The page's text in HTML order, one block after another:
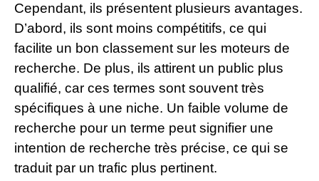
Cependant, ils présentent plusieurs avantages.
D’abord, ils sont moins compétitifs, ce qui
facilite un bon classement sur les moteurs de
recherche. De plus, ils attirent un public plus
qualifié, car ces termes sont souvent très
spécifiques à une niche. Un faible volume de
recherche pour un terme peut signifier une
intention de recherche très précise, ce qui se
traduit par un trafic plus pertinent.